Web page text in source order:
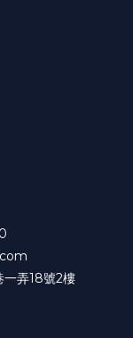
弄18號2樓